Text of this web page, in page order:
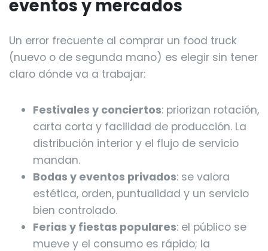
eventos y mercados
Un error frecuente al comprar un food truck
(nuevo o de segunda mano) es elegir sin tener
claro dónde va a trabajar:
Festivales y conciertos: priorizan rotación,
carta corta y facilidad de producción. La
distribución interior y el flujo de servicio
mandan.
Bodas y eventos privados: se valora
estética, orden, puntualidad y un servicio
bien controlado.
Ferias y fiestas populares: el público se
mueve y el consumo es rápido; la